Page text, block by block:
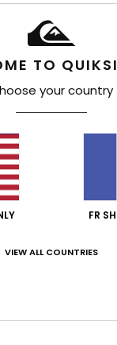
TO
your country
FR
VIEW ALL COUNTRIES